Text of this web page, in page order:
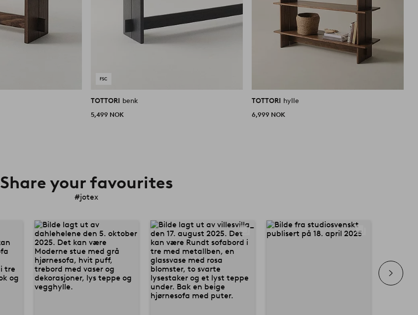
TOTTORI benk
5,499 NOK
TOTTORI hylle
6,999 NOK
Share your favourites
#jotex